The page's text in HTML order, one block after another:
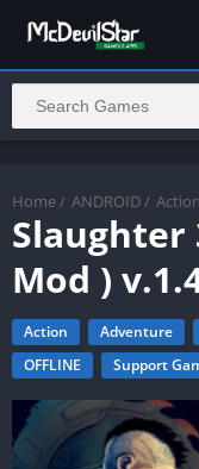
Home / ANDROID / Action
Slaughter
Mod )
Action Adventure
OFFLINE
Support